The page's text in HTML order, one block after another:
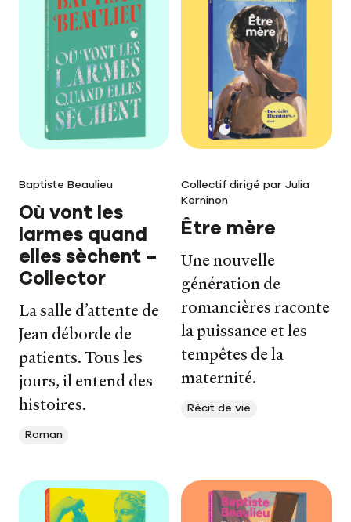
Baptiste Beaulieu
Où vont les
larmes quand
elles sèchent –
Collector
La salle d’attente de
Jean déborde de
patients. Tous les
jours, il entend des
histoires.
Roman
Collectif dirigé par Julia
Kerninon
Être mère
Une nouvelle
génération de
romancières raconte
la puissance et les
tempêtes de la
maternité.
Récit de vie